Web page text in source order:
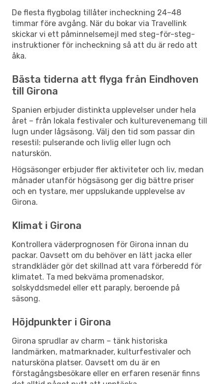
De flesta flygbolag tillåter incheckning 24–48
timmar före avgång. När du bokar via Travellink
skickar vi ett påminnelsemejl med steg-för-steg-
instruktioner för incheckning så att du är redo att
åka.
Bästa tiderna att flyga från Eindhoven
till Girona
Spanien erbjuder distinkta upplevelser under hela
året – från lokala festivaler och kulturevenemang till
lugn under lågsäsong. Välj den tid som passar din
resestil: pulserande och livlig eller lugn och
naturskön.
Högsäsonger erbjuder fler aktiviteter och liv, medan
månader utanför högsäsong ger dig bättre priser
och en tystare, mer uppslukande upplevelse av
Girona.
Klimat i Girona
Kontrollera väderprognosen för Girona innan du
packar. Oavsett om du behöver en lätt jacka eller
strandkläder gör det skillnad att vara förberedd för
klimatet. Ta med bekväma promenadskor,
solskyddsmedel eller ett paraply, beroende på
säsong.
Höjdpunkter i Girona
Girona sprudlar av charm – tänk historiska
landmärken, matmarknader, kulturfestivaler och
natursköna platser. Oavsett om du är en
förstagångsbesökare eller en erfaren resenär finns